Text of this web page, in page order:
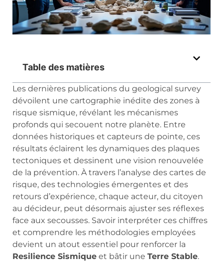
Table des matières
Les dernières publications du geological survey
dévoilent une cartographie inédite des zones à
risque sismique, révélant les mécanismes
profonds qui secouent notre planète. Entre
données historiques et capteurs de pointe, ces
résultats éclairent les dynamiques des plaques
tectoniques et dessinent une vision renouvelée
de la prévention. À travers l’analyse des cartes de
risque, des technologies émergentes et des
retours d’expérience, chaque acteur, du citoyen
au décideur, peut désormais ajuster ses réflexes
face aux secousses. Savoir interpréter ces chiffres
et comprendre les méthodologies employées
devient un atout essentiel pour renforcer la
Resilience Sismique et bâtir une Terre Stable.